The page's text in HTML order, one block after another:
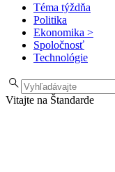
Téma týždňa
Politika
Ekonomika >
Spoločnosť
Technológie
Vitajte na Štandarde